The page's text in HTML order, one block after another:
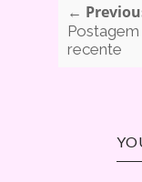
←
Postagem
recente